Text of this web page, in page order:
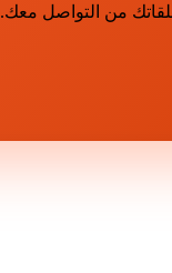
من التواصل معك.